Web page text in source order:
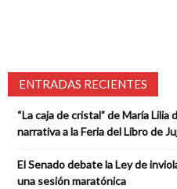
ENTRADAS RECIENTES
“La caja de cristal” de María Lilia
narrativa a la Feria del Libro de
El Senado debate la Ley de
una sesión maratónica